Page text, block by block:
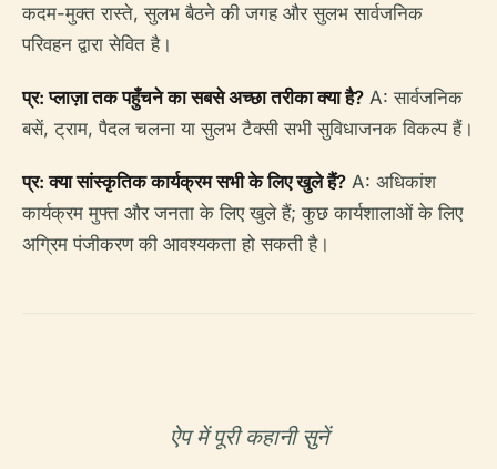
कदम-मुक्त रास्ते, सुलभ बैठने की जगह और सुलभ सार्वजनिक
परिवहन द्वारा सेवित है।
प्र: प्लाज़ा तक पहुँचने का सबसे अच्छा तरीका क्या है? A: सार्वजनिक
बसें, ट्राम, पैदल चलना या सुलभ टैक्सी सभी सुविधाजनक विकल्प हैं।
प्र: क्या सांस्कृतिक कार्यक्रम सभी के लिए खुले हैं? A: अधिकांश
कार्यक्रम मुफ्त और जनता के लिए खुले हैं; कुछ कार्यशालाओं के लिए
अग्रिम पंजीकरण की आवश्यकता हो सकती है।
ऐप में पूरी कहानी सुनें